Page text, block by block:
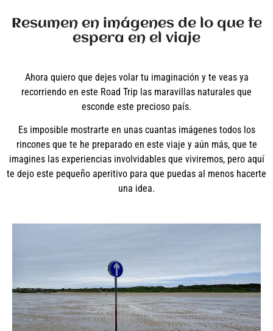
Resumen en imágenes de lo que te
espera en el viaje
Ahora quiero que dejes volar tu imaginación y te veas ya
recorriendo en este Road Trip las maravillas naturales que
esconde este precioso país.
Es imposible mostrarte en unas cuantas imágenes todos los
rincones que te he preparado en este viaje y aún más, que te
imagines las experiencias involvidables que viviremos, pero aquí
te dejo este pequeño aperitivo para que puedas al menos hacerte
una idea.